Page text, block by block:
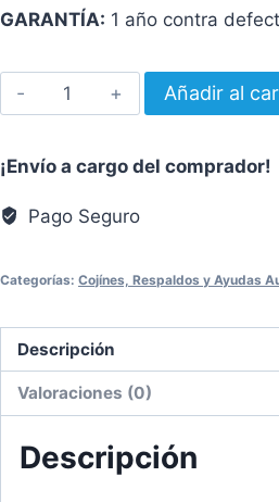
GARANTÍA: 1 año contra
KIT
PROFESIONAL
TRANSFERENCIA
cantidad
Añadir al
¡Envío a cargo del comprador!
Pago Seguro
Categorías: Cojínes, Respaldos y Ayudas
Descripción
Valoraciones (0)
Descripción